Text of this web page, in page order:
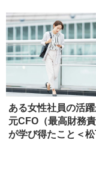
ある女性社員の活躍
元CFO（最高財務責
が学び得たこと＜